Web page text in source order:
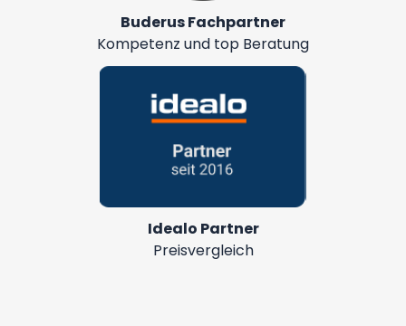
Buderus Fachpartner
Kompetenz und top Beratung
Idealo Partner
Preisvergleich